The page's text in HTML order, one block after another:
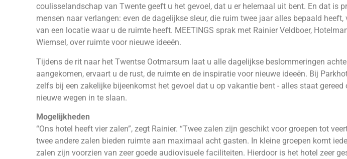
coulisselandschap van Twente geeft u het gevoel, dat u er helemaal uit bent. En dat is
mensen naar verlangen: even de dagelijkse sleur, die ruim twee jaar alles bepaald heeft,
van een locatie waar u de ruimte heeft. MEETINGS sprak met Rainier Veldboer,
Wiemsel, over ruimte voor nieuwe ideeën.
Tijdens de rit naar het Twentse Ootmarsum laat u alle dagelijkse beslommeringen
aangekomen, ervaart u de rust, de ruimte en de inspiratie voor nieuwe ideeën. Bij
zelfs bij een zakelijke bijeenkomst het gevoel dat u op vakantie bent - alles staat gereed
nieuwe wegen in te slaan.
Mogelijkheden
“Ons hotel heeft vier zalen”, zegt Rainier. “Twee zalen zijn geschikt voor groepen tot
twee andere zalen bieden ruimte aan maximaal acht gasten. In kleine groepen komt
zalen zijn voorzien van zeer goede audiovisuele faciliteiten. Hierdoor is het hotel zeer